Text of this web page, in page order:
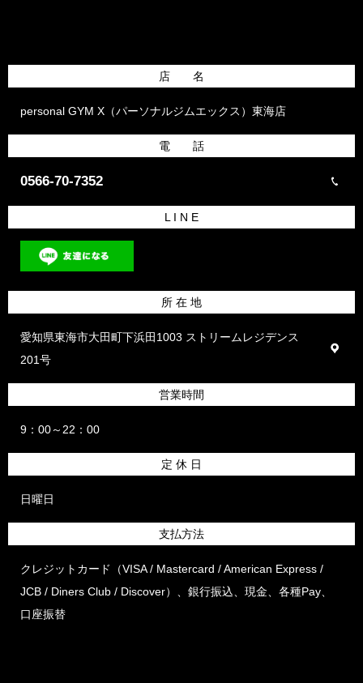
店 名
personal GYM X（パーソナルジムエックス）東海店
電 話
0566-70-7352
L I N E
所 在 地
愛知県東海市大田町下浜田1003 ストリームレジデンス
201号
営業時間
9：00～22：00
定 休 日
日曜日
支払方法
クレジットカード（VISA / Mastercard / American Express /
JCB / Diners Club / Discover）、銀行振込、現金、各種Pay、
口座振替